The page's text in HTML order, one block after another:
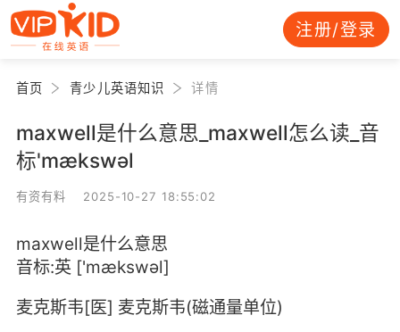
注册/登录
首页 青少儿英语知识 详情
maxwell是什么意思_maxwell怎么读_音
标'mækswәl
有资有料 2025-10-27 18:55:02
maxwell是什么意思
音标:英 ['mækswәl]
麦克斯韦[医] 麦克斯韦(磁通量单位)